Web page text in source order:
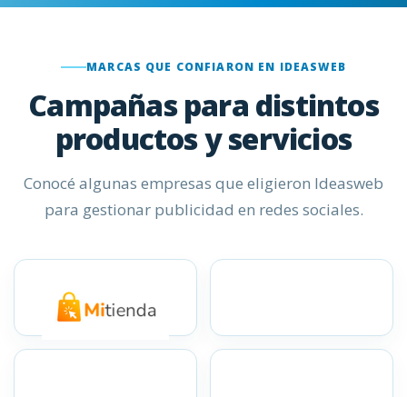
MARCAS QUE CONFIARON EN IDEASWEB
Campañas para distintos
productos y servicios
Conocé algunas empresas que eligieron Ideasweb
para gestionar publicidad en redes sociales.